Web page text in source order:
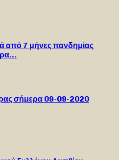
από 7 μήνες πανδημίας
σήμερα 09-09-2020